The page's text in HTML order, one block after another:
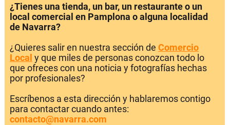
¿Tienes una tienda, un bar, un restaurante o un
local comercial en Pamplona o alguna localidad
de Navarra?
¿Quieres salir en nuestra sección de Comercio
Local y que miles de personas conozcan todo lo
que ofreces con una noticia y fotografías hechas
por profesionales?
Escríbenos a esta dirección y hablaremos contigo
para contactar cuando antes:
contacto@navarra.com